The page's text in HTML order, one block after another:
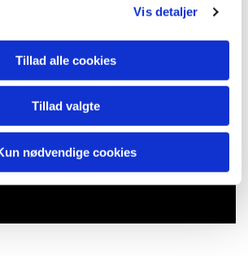
Vis detaljer
Tillad alle cookies
Tillad valgte
nødvendige cookies
også kunne lide...